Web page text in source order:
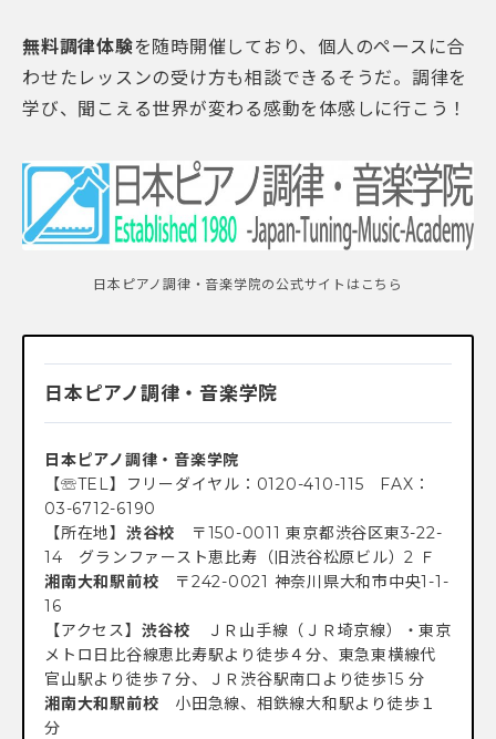
無料調律体験を随時開催しており、個人のペースに合
わせたレッスンの受け方も相談できるそうだ。調律を
学び、聞こえる世界が変わる感動を体感しに行こう！
日本ピアノ調律・音楽学院の公式サイトはこちら
日本ピアノ調律・音楽学院
日本ピアノ調律・音楽学院
【☏TEL】フリーダイヤル：0120-410-115 FAX：
03-6712-6190
【所在地】 渋谷校 〒150-0011 東京都渋谷区東3-22-
14 グランファースト恵比寿（旧渋谷松原ビル）2 Ｆ
湘南大和駅前校 〒242-0021 神奈川県大和市中央1-1-
16
【アクセス】 渋谷校 ＪＲ山手線（ＪＲ埼京線）・東京
メトロ日比谷線恵比寿駅より徒歩４分、東急東横線代
官山駅より徒歩７分、ＪＲ渋谷駅南口より徒歩15 分
湘南大和駅前校 小田急線、相鉄線大和駅より徒歩１
分